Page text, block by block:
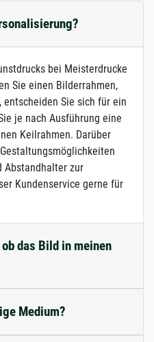
bei Meisterdrucke
Sie einen Bilderrahmen,
Sie sich für ein
je nach Ausführung eine
Keilrahmen. Darüber
Abstandhalter zur
Kundenservice gerne für
das Bild in meinen
Medium?